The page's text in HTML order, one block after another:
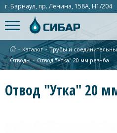
г. Барнаул, пр. Ленина, 158А, Н1/204
∙ Каталог ∙Трубы и
Отводы ∙Отвод "Утка" 20 мм резьба
Отвод "Утка" 20